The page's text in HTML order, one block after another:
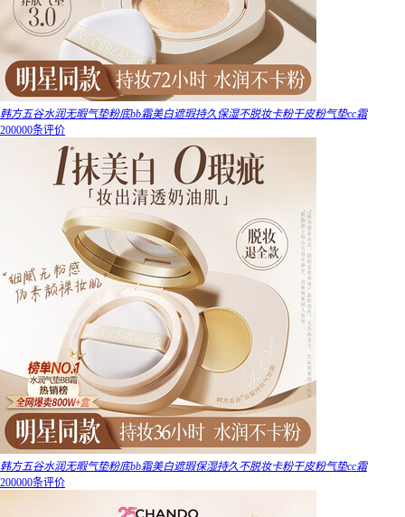
韩方五谷水润无暇气垫粉底bb霜美白遮瑕持久保湿不脱妆卡粉干皮粉气垫cc霜
200000条评价
韩方五谷水润无暇气垫粉底bb霜美白遮瑕保湿持久不脱妆卡粉干皮粉气垫cc霜
200000条评价